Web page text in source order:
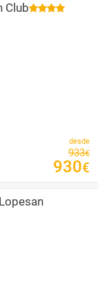
Club
desde
933€
930€